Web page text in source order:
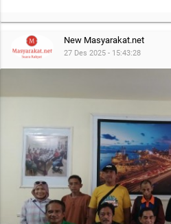
New Masyarakat.net
27 Des 2025 - 15:43:28